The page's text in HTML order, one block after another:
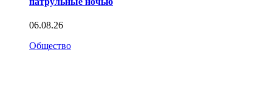
06.08.26
Общество